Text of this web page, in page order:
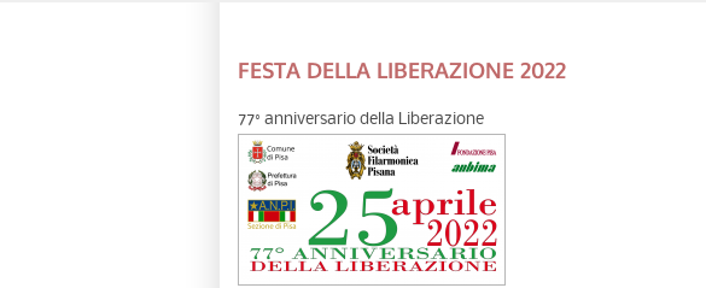
FESTA DELLA LIBERAZIONE 2022
77° anniversario della Liberazione